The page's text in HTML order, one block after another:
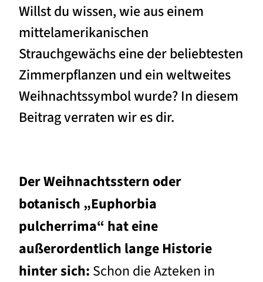
Willst du wissen, wie aus einem
mittelamerikanischen
Strauchgewächs eine der beliebtesten
Zimmerpflanzen und ein weltweites
Weihnachtssymbol wurde? In diesem
Beitrag verraten wir es dir.
Der Weihnachtsstern oder
botanisch „Euphorbia
pulcherrima“ hat eine
außerordentlich lange Historie
hinter sich: Schon die Azteken in